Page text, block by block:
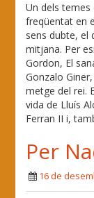
Un dels temes
freqüentat en
sens dubte, el
mitjana. Per
Gordon, El
Gonzalo
metge del rei.
vida de Lluís
Ferran II i,
Per
16 de